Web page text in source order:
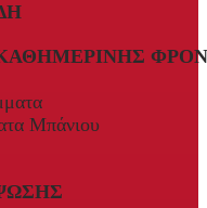
Μπάνιου